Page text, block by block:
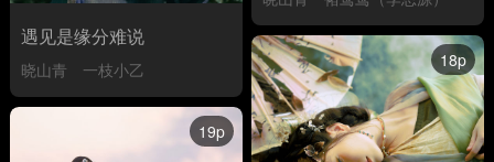
遇见是缘分难说
晓山青 一枝小乙 18p
19p